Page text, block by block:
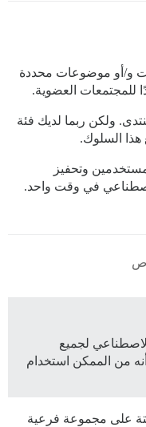
و/أو موضوعات محددة
العضوية.
ولكن ربما لديك فئة
السلوك.
وتحفيز
في وقت واحد.
لجميع
من الممكن استخدام
على مجموعة فرعية